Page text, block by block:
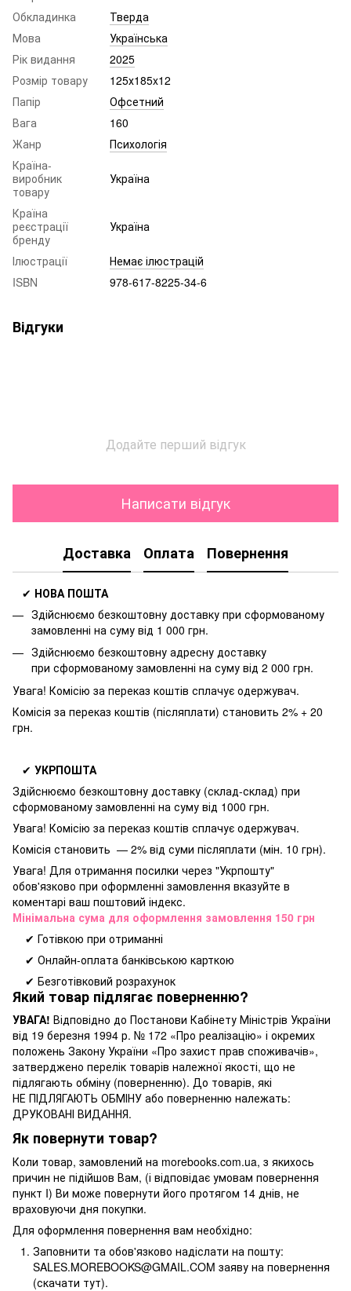
Обкладинка
Тверда
Мова
Українська
Рік видання
2025
Розмір товару
125х185x12
Папір
Офсетний
Вага
160
Жанр
Психологія
Країна-
виробник
товару
Україна
Країна
реєстрації
бренду
Україна
Ілюстрації
Немає ілюстрацій
ISBN
978-617-8225-34-6
Відгуки
Додайте перший відгук
Написати відгук
Доставка Оплата Повернення
✔ НОВА ПОШТА
Здійснюємо безкоштовну доставку при сформованому
замовленні на суму від 1 000 грн.
Здійснюємо безкоштовну адресну доставку
при сформованому замовленні на суму від 2 000 грн.
Увага! Комісію за переказ коштів сплачує одержувач.
Комісія за переказ коштів (післяплати) становить 2% + 20
грн.
✔ УКРПОШТА
Здійснюємо безкоштовну доставку (склад-склад) при
сформованому замовленні на суму від 1000 грн.
Увага! Комісію за переказ коштів сплачує одержувач.
Комісія становить — 2% від суми післяплати (мін. 10 грн).
Увага! Для отримання посилки через "Укрпошту"
обов'язково при оформленні замовлення вказуйте в
коментарі ваш поштовий індекс.
Мінімальна сума для оформлення замовлення 150 грн
✔ Готівкою при отриманні
✔ Онлайн-оплата банківською карткою
✔ Безготівковий розрахунок
Який товар підлягає поверненню?
УВАГА! Відповідно до Постанови Кабінету Міністрів України
від 19 березня 1994 р. № 172 «Про реалізацію» і окремих
положень Закону України «Про захист прав споживачів»,
затверджено перелік товарів належної якості, що не
підлягають обміну (поверненню). До товарів, які
НЕ ПІДЛЯГАЮТЬ ОБМІНУ або поверненню належать:
ДРУКОВАНІ ВИДАННЯ.
Як повернути товар?
Коли товар, замовлений на morebooks.com.ua, з якихось
причин не підійшов Вам, (і відповідає умовам повернення
пункт I) Ви може повернути його протягом 14 днів, не
враховуючи дня покупки.
Для оформлення повернення вам необхідно:
Заповнити та обов'язково надіслати на пошту:
SALES.MOREBOOKS@GMAIL.COM заяву на повернення
(скачати тут).